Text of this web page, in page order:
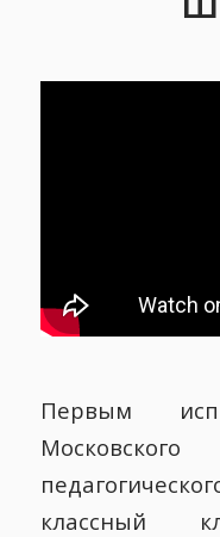
Первым
Московского
классный